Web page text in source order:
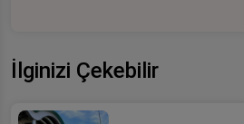
İlginizi Çekebilir